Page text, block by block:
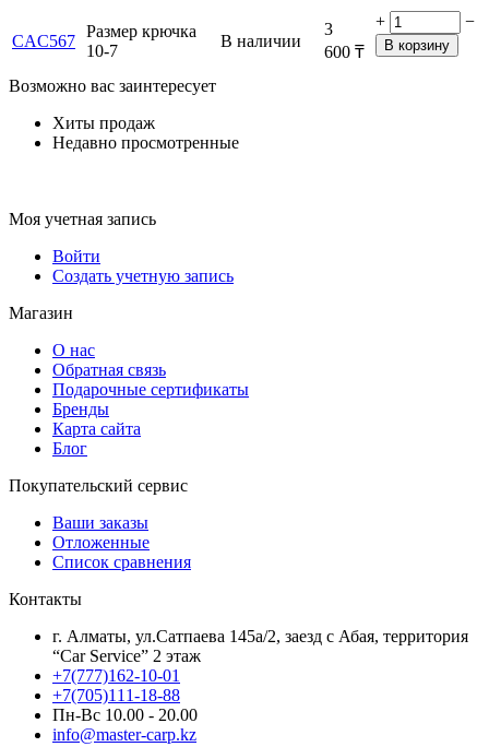
CAC567
Размер крючка
10-7
В наличии
3
600 ₸
+ −
В корзину
Возможно вас заинтересует
Хиты продаж
Недавно просмотренные
Моя учетная запись
Войти
Создать учетную запись
Магазин
О нас
Обратная связь
Подарочные сертификаты
Бренды
Карта сайта
Блог
Покупательский сервис
Ваши заказы
Отложенные
Список сравнения
Контакты
г. Алматы, ул.Сатпаева 145а/2, заезд с Абая, территория
“Car Service” 2 этаж
+7(777)162-10-01
+7(705)111-18-88
Пн-Вс 10.00 - 20.00
info@master-carp.kz